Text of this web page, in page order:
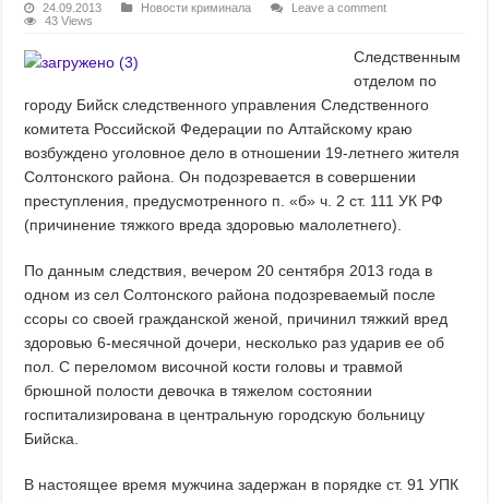
24.09.2013 Новости криминала
Leave a comment
43 Views
Следственным
отделом по
городу Бийск следственного управления Следственного
комитета Российской Федерации по Алтайскому краю
возбуждено уголовное дело в отношении 19-летнего жителя
Солтонского района. Он подозревается в совершении
преступления, предусмотренного п. «б» ч. 2 ст. 111 УК РФ
(причинение тяжкого вреда здоровью малолетнего).
По данным следствия, вечером 20 сентября 2013 года в
одном из сел Солтонского района подозреваемый после
ссоры со своей гражданской женой, причинил тяжкий вред
здоровью 6-месячной дочери, несколько раз ударив ее об
пол. С переломом височной кости головы и травмой
брюшной полости девочка в тяжелом состоянии
госпитализирована в центральную городскую больницу
Бийска.
В настоящее время мужчина задержан в порядке ст. 91 УПК